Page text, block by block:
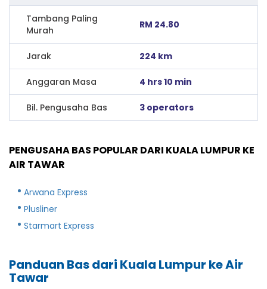
Tambang Paling
Murah
RM 24.80
Jarak 224 km
Anggaran Masa 4 hrs 10 min
Bil. Pengusaha Bas 3 operators
PENGUSAHA BAS POPULAR DARI KUALA LUMPUR KE
AIR TAWAR
Arwana Express
Plusliner
Starmart Express
Panduan Bas dari Kuala Lumpur ke Air
Tawar